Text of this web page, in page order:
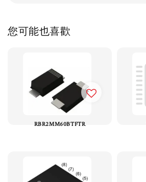
您可能也喜歡
RBR2MM60BTFTR